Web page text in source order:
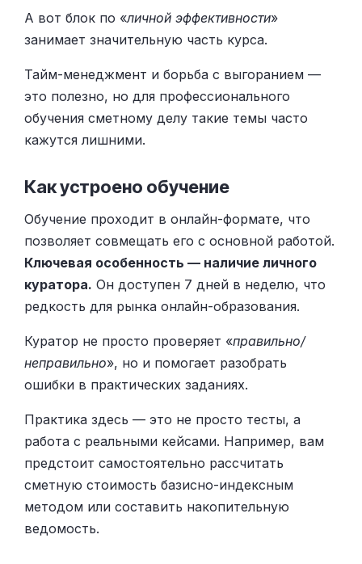
А вот блок по «личной эффективности»
занимает значительную часть курса.
Тайм-менеджмент и борьба с выгоранием —
это полезно, но для профессионального
обучения сметному делу такие темы часто
кажутся лишними.
Как устроено обучение
Обучение проходит в онлайн-формате, что
позволяет совмещать его с основной работой.
Ключевая особенность — наличие личного
куратора. Он доступен 7 дней в неделю, что
редкость для рынка онлайн-образования.
Куратор не просто проверяет «правильно/
неправильно», но и помогает разобрать
ошибки в практических заданиях.
Практика здесь — это не просто тесты, а
работа с реальными кейсами. Например, вам
предстоит самостоятельно рассчитать
сметную стоимость базисно-индексным
методом или составить накопительную
ведомость.